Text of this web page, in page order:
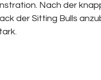
Nach der
der Sitting Bulls